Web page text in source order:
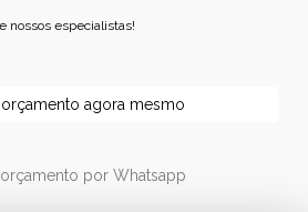
nossos especialistas!
orçamento agora mesmo
orçamento por Whatsapp